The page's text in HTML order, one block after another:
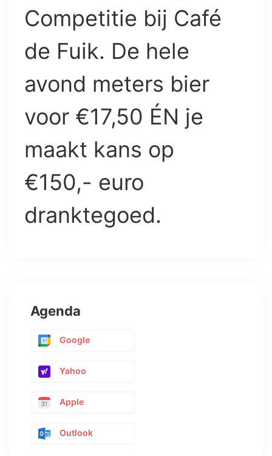
Competitie bij Café
de Fuik. De hele
avond meters bier
voor €17,50 ÉN je
maakt kans op
€150,- euro
dranktegoed.
Agenda
Google
Yahoo
Apple
Outlook